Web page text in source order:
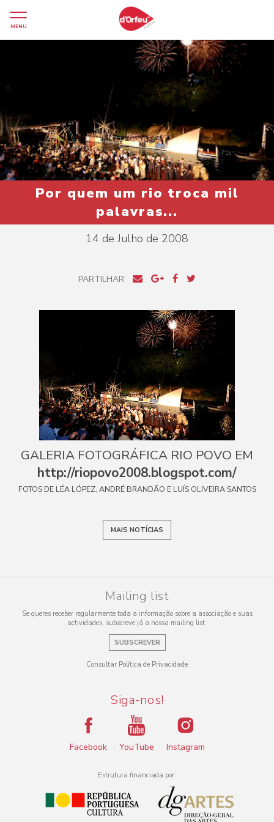
MENU
Por quem um rio troca mil
palavras...
14 de Julho de 2008
PARTILHAR
GALERIA FOTOGRÁFICA RIO POVO EM
http://riopovo2008.blogspot.com/
FOTOS DE LÉA LÓPEZ, ANDRÉ BRANDÃO E LUÍS OLIVEIRA SANTOS
MAIS NOTÍCIAS
Mailing list
Se queres receber regularmente toda a informação sobre a associação e suas
actividades, subscreve já a nossa mailing list.
SUBSCREVER
Consultar Política de Privacidade
Siga-nos!
Facebook YouTube Instagram
Estrutura financiada por: